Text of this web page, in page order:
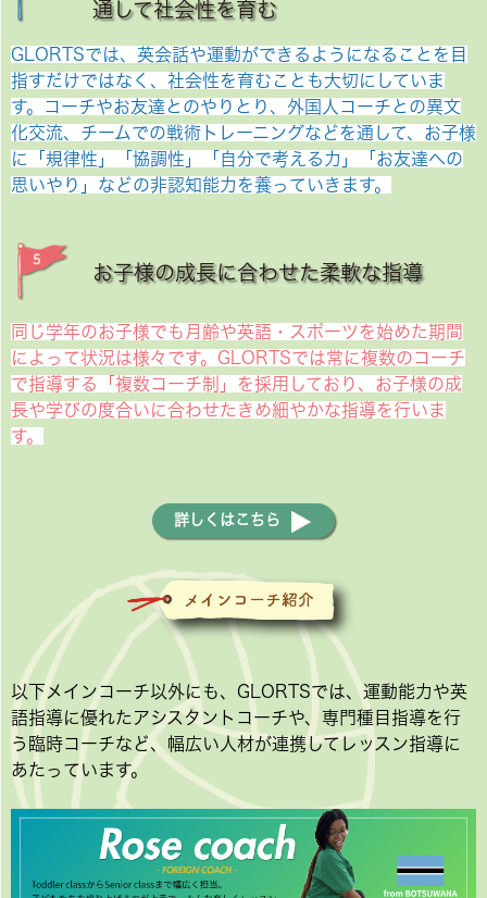
通して社会性を育む
GLORTSでは、英会話や運動ができるようになることを目
指すだけではなく、社会性を育むことも大切にしていま
す。コーチやお友達とのやりとり、外国人コーチとの異文
化交流、チームでの戦術トレーニングなどを通して、お子様
に「規律性」「協調性」「自分で考える力」「お友達への
思いやり」などの非認知能力を養っていきます。
お子様の成長に合わせた柔軟な指導
同じ学年のお子様でも月齢や英語・スポーツを始めた期間
によって状況は様々です。GLORTSでは常に複数のコーチ
で指導する「複数コーチ制」を採用しており、お子様の成
長や学びの度合いに合わせたきめ細やかな指導を行いま
す。
詳しくはこちら
以下メインコーチ以外にも、GLORTSでは、運動能力や英
語指導に優れたアシスタントコーチや、専門種目指導を行
う臨時コーチなど、幅広い人材が連携してレッスン指導に
あたっています。